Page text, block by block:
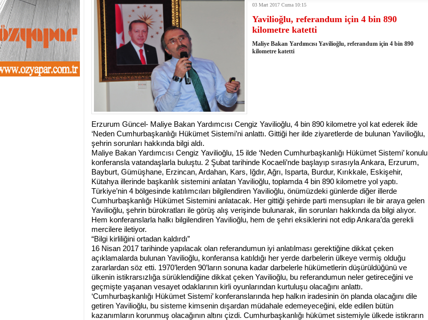
13:01- Sekmen oyunu kullandı
12:46- Erzurum 2019 Yerel Seçim Seçim Sonuçları
11:33- Canan Uçar projelerini açıkladı
11:27- Uçar: Çılgın projem şehri Mehmet Sekmen'den kurtarmak!
11:02- AK Parti'de sıra belediye meclis üyesi adaylarında
10:54- CHP'nin İstanbul'da 11 ilçe adayı daha belli oldu
10:20
- CHP'nin Ümraniye adayı Aykut Erdoğdu oldu
10:13- Gürsel Tekin CHP'den istifa etti
13:42 - DEM Parti'de ön seçim tamamlandı: Erzurum'da 4 ilçede sandığa gidildi
03 Mart 2017 Cuma 10:15
Yavilioğlu, referandum için 4 bin 890
kilometre katetti
Maliye Bakan Yardımcısı Yavilioğlu, referandum için 4 bin 890
kilometre katetti
Erzurum Güncel- Maliye Bakan Yardımcısı Cengiz Yavilioğlu, 4 bin 890 kilometre yol kat ederek ilde
‘Neden Cumhurbaşkanlığı Hükümet Sistemi’ni anlattı. Gittiği her ilde ziyaretlerde de bulunan Yavilioğlu,
şehrin sorunları hakkında bilgi aldı.
Maliye Bakan Yardımcısı Cengiz Yavilioğlu, 15 ilde ‘Neden Cumhurbaşkanlığı Hükümet Sistemi’ konulu
konferansla vatandaşlarla buluştu. 2 Şubat tarihinde Kocaeli’nde başlayıp sırasıyla Ankara, Erzurum,
Bayburt, Gümüşhane, Erzincan, Ardahan, Kars, Iğdır, Ağrı, Isparta, Burdur, Kırıkkale, Eskişehir,
Kütahya illerinde başkanlık sistemini anlatan Yavilioğlu, toplamda 4 bin 890 kilometre yol yaptı.
Türkiye’nin 4 bölgesinde katılımcıları bilgilendiren Yavilioğlu, önümüzdeki günlerde diğer illerde
Cumhurbaşkanlığı Hükümet Sistemini anlatacak. Her gittiği şehirde parti mensupları ile bir araya gelen
Yavilioğlu, şehrin bürokratları ile görüş alış verişinde bulunarak, ilin sorunları hakkında da bilgi alıyor.
Hem konferanslarla halkı bilgilendiren Yavilioğlu, hem de şehri eksiklerini not edip Ankara’da gerekli
mercilere iletiyor.
“Bilgi kirliliğini ortadan kaldırdı”
16 Nisan 2017 tarihinde yapılacak olan referandumun iyi anlatılması gerektiğine dikkat çeken
açıklamalarda bulunan Yavilioğlu, konferansa katıldığı her yerde darbelerin ülkeye vermiş olduğu
zararlardan söz etti. 1970’lerden 90’ların sonuna kadar darbelerle hükümetlerin düşürüldüğünü ve
ülkenin istikrarsızlığa sürüklendiğine dikkat çeken Yavilioğlu, bu referandumun neler getireceğini ve
geçmişte yaşanan vesayet odaklarının kirli oyunlarından kurtuluşu olacağını anlattı.
‘Cumhurbaşkanlığı Hükümet Sistemi’ konferanslarında hep halkın iradesinin ön planda olacağını dile
getiren Yavilioğlu, bu sisteme kimsenin dışardan müdahale edemeyeceğini, elde edilen bütün
kazanımların korunmuş olacağının altını çizdi. Cumhurbaşkanlığı hükümet sistemiyle ülkede istikrarın